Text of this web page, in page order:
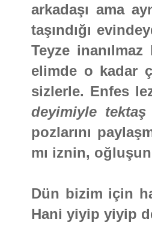
arkadaşı ama
taşındığı
Teyze
elimde o kadar
sizlerle. Enfes
deyimiyle
pozlarını
mı iznin,
Dün bizim için
Hani yiyip yiyip